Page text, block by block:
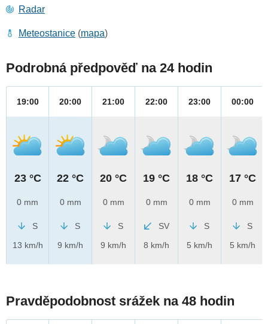
Radar
Meteostanice (mapa)
Podrobná předpověď na 24 hodin
19:00
23 °C
0 mm
S
13 km/h
20:00
22 °C
0 mm
S
9 km/h
21:00
20 °C
0 mm
S
9 km/h
22:00
19 °C
0 mm
SV
8 km/h
23:00
18 °C
0 mm
S
5 km/h
00:00
17 °C
0 mm
S
5 km/h
Pravděpodobnost srážek na 48 hodin